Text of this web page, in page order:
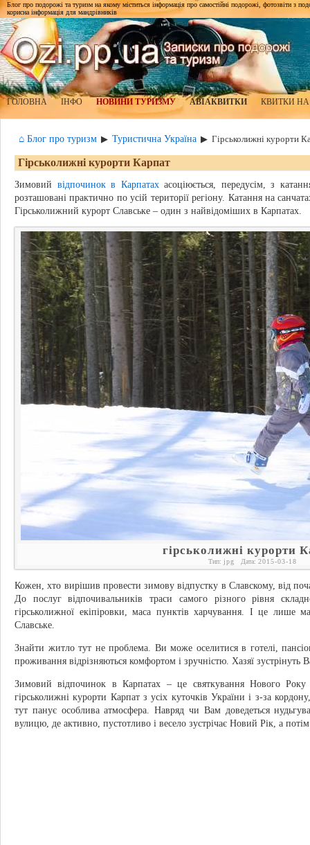
Блог про подорожі та туризм на якому міститься інформація про самостійні подорожі, фотозвіти з
корисна інформація для мандрівників
ГОЛОВНА ІНФО НОВИНИ ТУРИЗМУ АВІАКВИТКИ КВИТКИ
⌂ Блог про туризм ▶ Туристична Україна ▶ Гірськолижні курорти
Гірськолижні курорти Карпат
Зимовий відпочинок в Карпатахасоціюється, передусім, з
розташовані практично по усій території регіону. Катання на
Гірськолижний курорт Славське – один з найвідоміших в Карпатах.
гірськолижні курорти
Тип: jpg Дата: 2015-03-18
Кожен, хто вирішив провести зимову відпустку в Славскому, від
До послуг відпочивальників траси самого різного рівня
гірськолижної екіпіровки, маса пунктів харчування. І це лише
Славське.
Знайти житло тут не проблема. Ви може оселитися в готелі,
проживання відрізняються комфортом і зручністю. Хазяї зустрінуть
Зимовий відпочинок в Карпатах – це святкування Нового Року
гірськолижні курорти Карпат з усіх куточків України і з-за
тут панує особлива атмосфера. Навряд чи Вам доведеться
вулицю, де активно, пустотливо і весело зустрічає Новий Рік, а потім